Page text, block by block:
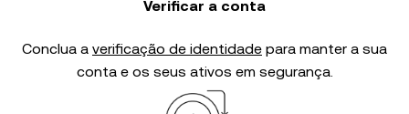
Verificar a conta
Conclua a verificação de identidade para manter a sua
conta e os seus ativos em segurança.